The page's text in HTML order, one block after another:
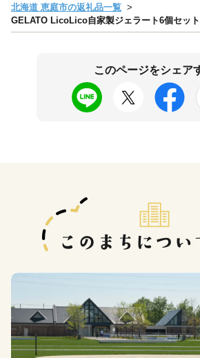
北海道 恵庭市の返礼品一覧
GELATO LicoLico自家製ジェラート6個セット
このページをシェア